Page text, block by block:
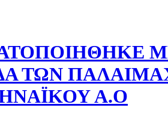
ΤΩΝ
Α.Ο